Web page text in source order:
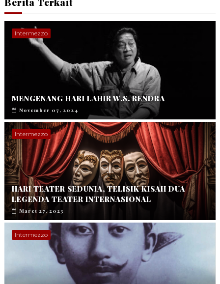
Intermezzo
MENGENANG HARI LAHIR W.S. RENDRA
November 07, 2024
Intermezzo
HARI TEATER SEDUNIA, TELISIK KISAH DUA
LEGENDA TEATER INTERNASIONAL
Maret 27, 2023
Intermezzo